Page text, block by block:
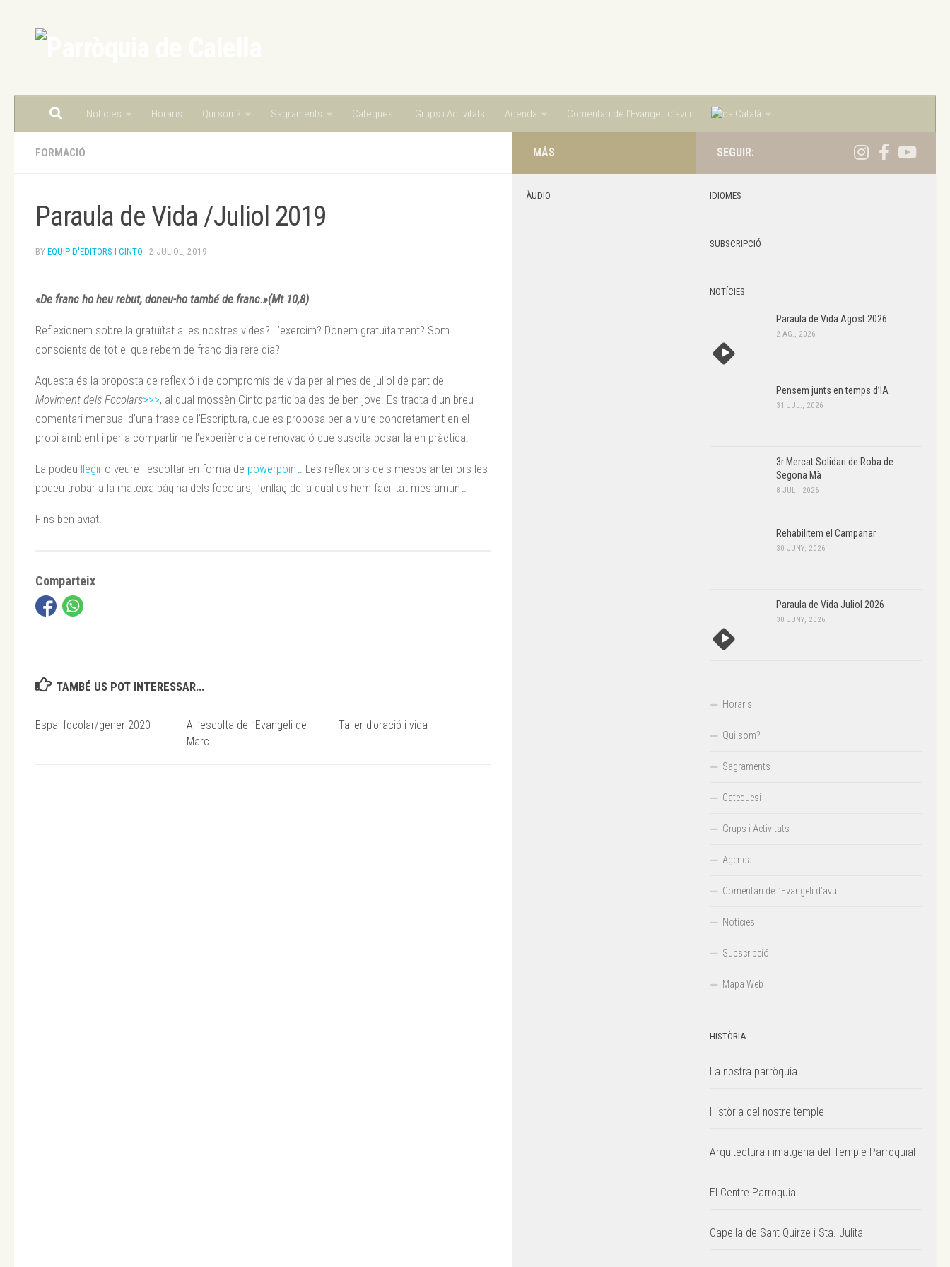
Notícies Horaris Qui som? Sagraments Catequesi Grups i Activitats Agenda Comentari de l’Evangeli d’avui Català
FORMACIÓ
Paraula de Vida /Juliol 2019
BY EQUIP D'EDITORS I CINTO · 2 JULIOL, 2019
«De franc ho heu rebut, doneu-ho també de franc.»(Mt 10,8)
Reflexionem sobre la gratuïtat a les nostres vides? L’exercim? Donem gratuïtament? Som
conscients de tot el que rebem de franc dia rere dia?
Aquesta és la proposta de reflexió i de compromís de vida per al mes de juliol de part del
Moviment dels Focolars>>>, al qual mossèn Cinto participa des de ben jove. Es tracta d’un breu
comentari mensual d’una frase de l’Escriptura, que es proposa per a viure concretament en el
propi ambient i per a compartir-ne l’experiència de renovació que suscita posar-la en pràctica.
La podeu llegir o veure i escoltar en forma de powerpoint . Les reflexions dels mesos anteriors les
podeu trobar a la mateixa pàgina dels focolars, l’enllaç de la qual us hem facilitat més amunt.
Fins ben aviat!
Comparteix
TAMBÉ US POT INTERESSAR...
Espai focolar/gener 2020
A l’escolta de l’Evangeli de
Marc
Taller d’oració i vida
SEGUIR:
IDIOMES
SUBSCRIPCIÓ
NOTÍCIES
Paraula de Vida Agost 2026
2 AG., 2026
Pensem junts en temps d’IA
31 JUL., 2026
3r Mercat Solidari de Roba de
Segona Mà
8 JUL., 2026
Rehabilitem el Campanar
30 JUNY, 2026
Paraula de Vida Juliol 2026
30 JUNY, 2026
Horaris
Qui som?
Sagraments
Catequesi
Grups i Activitats
Agenda
Comentari de l’Evangeli d’avui
Notícies
Subscripció
Mapa Web
HISTÒRIA
La nostra parròquia
Història del nostre temple
Arquitectura i imatgeria del Temple Parroquial
El Centre Parroquial
Capella de Sant Quirze i Sta. Julita
MÁS
ÀUDIO